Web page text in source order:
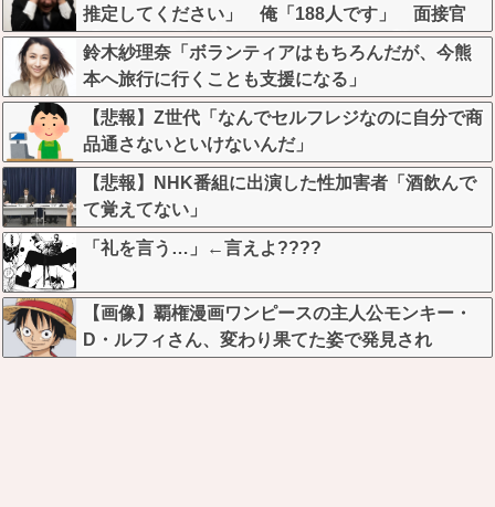
推定してください」 俺「188人です」 面接官
「どういう風に考えましたか？」 俺「知ってま
した」→この後『こう』なったんだがマジで納得
いかない！！！！！
鈴木紗理奈「ボランティアはもちろんだが、今熊
本へ旅行に行くことも支援になる」
【悲報】Z世代「なんでセルフレジなのに自分で商
品通さないといけないんだ」
【悲報】NHK番組に出演した性加害者「酒飲んで
て覚えてない」
「礼を言う…」←言えよ????
【画像】覇権漫画ワンピースの主人公モンキー・
D・ルフィさん、変わり果てた姿で発見され